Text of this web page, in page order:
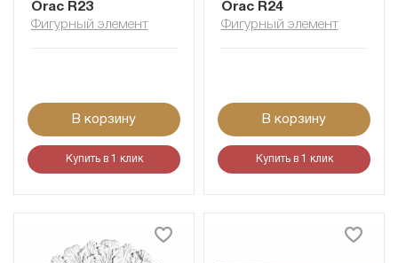
Orac R23
Фигурный элемент
В корзину
Купить в 1 клик
Orac R24
Фигурный элемент
В корзину
Купить в 1 клик